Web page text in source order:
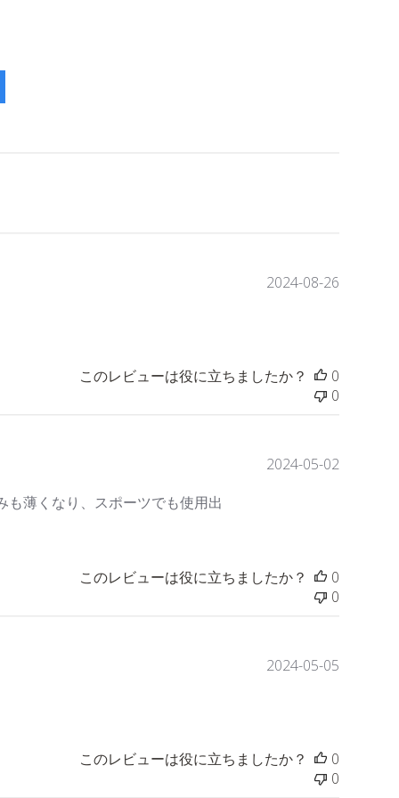
公
2024-08-26
このレビューは役に立ちましたか？
0
0
薄くなり、スポーツでも使用出
公
2024-05-02
このレビューは役に立ちましたか？
0
0
公
2024-05-05
このレビューは役に立ちましたか？
0
0